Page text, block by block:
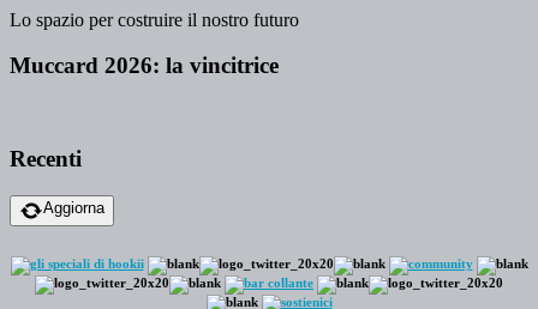
Lo spazio per costruire il nostro futuro
Muccard 2026: la vincitrice
Recenti
Aggiorna